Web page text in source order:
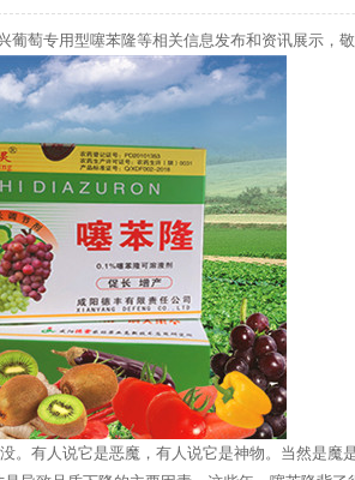
葡萄专用型噻苯隆等相关信息发布和资讯展示，敬
有人说它是恶魔，有人说它是神物。当然是魔